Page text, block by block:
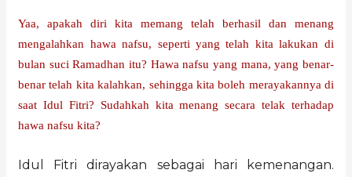
Yaa, apakah diri kita memang telah berhasil dan menang
mengalahkan hawa nafsu, seperti yang telah kita lakukan di
bulan suci Ramadhan itu? Hawa nafsu yang mana, yang benar-
benar telah kita kalahkan, sehingga kita boleh merayakannya di
saat Idul Fitri? Sudahkah kita menang secara telak terhadap
hawa nafsu kita?
Idul Fitri dirayakan sebagai hari kemenangan.